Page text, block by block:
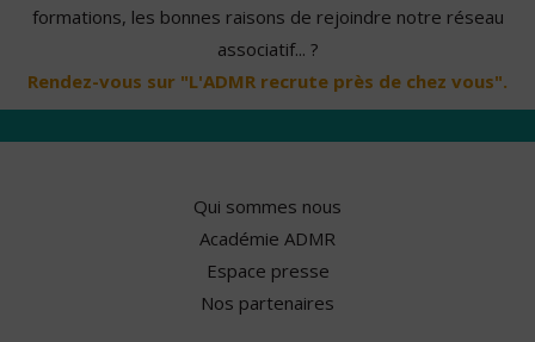
formations, les bonnes raisons de rejoindre notre réseau
associatif... ?
Rendez-vous sur "L'ADMR recrute près de chez vous".
Qui sommes nous
Académie ADMR
Espace presse
Nos partenaires